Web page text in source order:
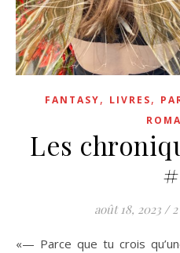
FANTASY, LIVRES,
Les
août 18, 2023 /
«— Parce que tu crois qu’une femme uniquement vêtue